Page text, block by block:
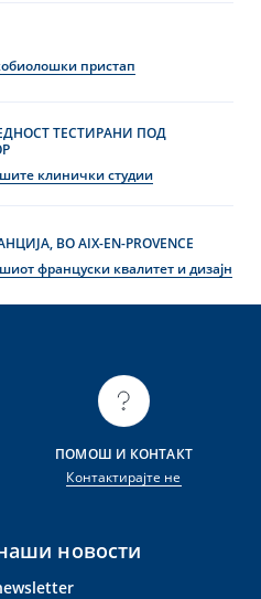
пристап
ТЕСТИРАНИ ПОД
клинички студии
ВО AIX-EN-PROVENCE
француски квалитет и дизајн
ПОМОШ И КОНТАКТ
Контактирајте не
новости